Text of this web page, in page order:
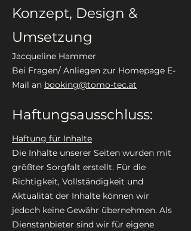
Konzept, Design &
Umsetzung
Jacqueline Hammer
Bei Fragen/ Anliegen zur Homepage E-
Mail an booking@tomo-tec.at
Haftungsausschluss:
Haftung für Inhalte
Die Inhalte unserer Seiten wurden mit
größter Sorgfalt erstellt. Für die
Richtigkeit, Vollständigkeit und
Aktualität der Inhalte können wir
jedoch keine Gewähr übernehmen. Als
Dienstanbieter sind wir für eigene